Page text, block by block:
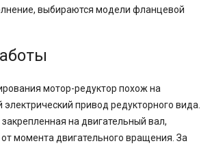
выбираются модели фланцевой
мотор-редуктор похож на
привод редукторного вида.
закрепленная на двигательный вал,
момента двигательного вращения. За